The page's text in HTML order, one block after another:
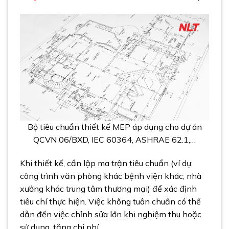
Bộ tiêu chuẩn thiết kế MEP áp dụng cho dự án
QCVN 06/BXD, IEC 60364, ASHRAE 62.1,…
Khi thiết kế, cần lập ma trận tiêu chuẩn (ví dụ:
công trình văn phòng khác bệnh viện khác; nhà
xưởng khác trung tâm thương mại) để xác định
tiêu chí thực hiện. Việc không tuân chuẩn có thể
dẫn đến việc chỉnh sửa lớn khi nghiệm thu hoặc
sử dụng, tăng chi phí.